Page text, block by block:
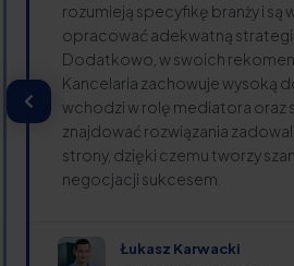
rozumieją specyfikę branży i są
opracować adekwatną
Dodatkowo, w swoich
Kancelaria zachowuje wysoką
wchodzi w rolę mediatora oraz
znajdować rozwiązania
strony, dzięki czemu tworzy
negocjacji sukcesem.
Łukasz Karwacki